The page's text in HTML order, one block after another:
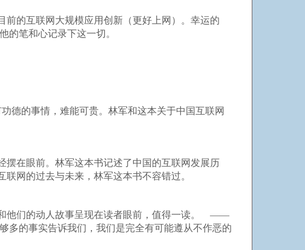
的互联网大规模应用创新（更好上网）。幸运的
的笔和心记录下这一切。
德的事情，难能可贵。林军和这本关于中国互联网
在眼前。林军这本书记述了中国的互联网发展历
网的过去与未来，林军这本书不容错过。
和他们的动人故事呈现在读者眼前，值得一读。 ——
的事实告诉我们，我们是完全有可能遵从不作恶的